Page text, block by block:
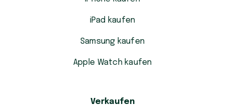
iPad kaufen
Samsung kaufen
Apple Watch kaufen
Verkaufen